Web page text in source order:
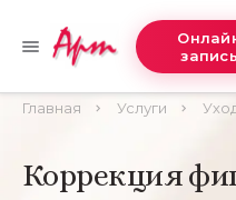
запись
Главная Услуги
Коррекция